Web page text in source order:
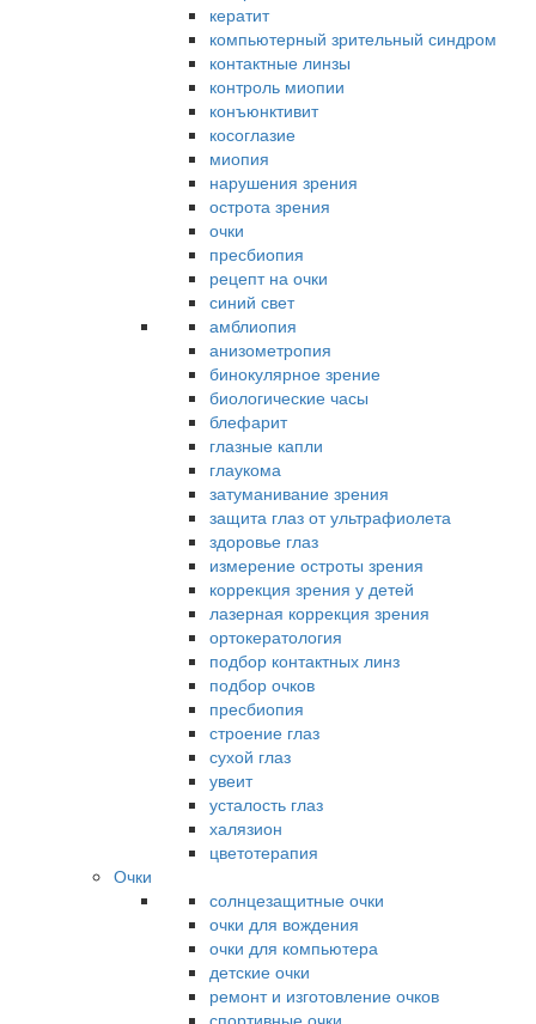
кератит
компьютерный зрительный синдром
контактные линзы
контроль миопии
конъюнктивит
косоглазие
миопия
нарушения зрения
острота зрения
очки
пресбиопия
рецепт на очки
синий свет
амблиопия
анизометропия
бинокулярное зрение
биологические часы
блефарит
глазные капли
глаукома
затуманивание зрения
защита глаз от ультрафиолета
здоровье глаз
измерение остроты зрения
коррекция зрения у детей
лазерная коррекция зрения
ортокератология
подбор контактных линз
подбор очков
пресбиопия
строение глаз
сухой глаз
увеит
усталость глаз
халязион
цветотерапия
Очки
солнцезащитные очки
очки для вождения
очки для компьютера
детские очки
ремонт и изготовление очков